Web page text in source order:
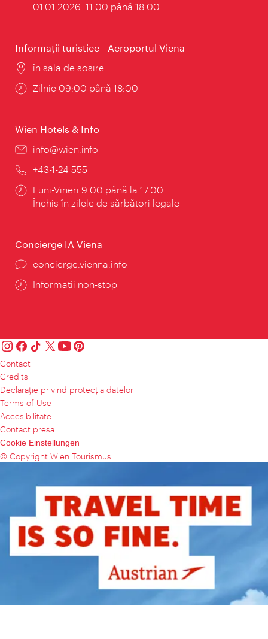
01.01.2026: 11:00 până 18:00
Informaţii turistice - Aeroportul Viena
Locul:
în sala de sosire
Program:
Zilnic 09:00 până 18:00
Wien Hotels & Info
E-
info@wien.info
Telefon:
+43-1-24 555
Program:
Luni-Vineri 9:00 până la 17:00
Închis în zilele de sărbători legale
Concierge IA Viena
concierge.vienna.info
Informații non-stop
Contact
Credits
Declaraţie privind protecţia datelor
Terms of Use
Accesibilitate
Contact presa
Cookie Einstellungen
© Copyright Wien Tourismus